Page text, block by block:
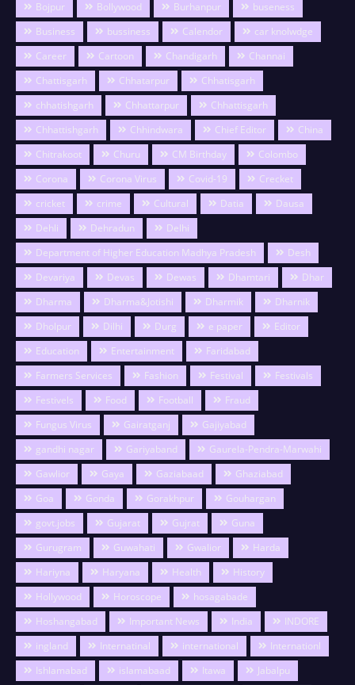
Bojpur
Bollywood Burhanpur
buseness
Business
bussiness Calendor
car knolwdge
Career
Cartoon Chandigarh
Channai
Chattisgarh
Chhatarpur
Chhatisgarh
chhatishgarh
Chhattarpur
Chhattisgarh
Chhattishgarh
Chhindwara Chief Editor
China
Chitrakoot
Churu CM Birthday
Colombo
Corona
Corona Virus Covid-19
Crecket
cricket
crime Cultural Datia
Dausa
Dehli
Dehradun
Delhi
Department of Higher Education Madhya Pradesh
Desh
Devariya
Devas Dewas Dhamtari
Dhar
Dharma
Dharma&Jotishi Dharmik
Dharnik
Dholpur
Dilhi Durg e paper
Editor
Education
Entertainment
Faridabad
Farmers Services
Fashion Festival
Festivals
Festivels
Food Football
Fraud
Fungus Virus
Gairatganj
Gajiyabad
gandhi nagar
Gariyaband
Gaurela-Pendra-Marwahi
Gawlior
Gaya Gaziabaad
Ghaziabad
Goa
Gonda Gorakhpur
Gouhargan
govt.jobs
Gujarat Gujrat
Guna
Gurugram
Guwahati Gwalior
Harda
Hariyna
Haryana Health
History
Hollywood
Horoscope
hosagabade
Hoshangabad
Important News India
INDORE
ingland
Internatinal international
Internationl
Ishlamabad
islamabaad Itawa
Jabalpu